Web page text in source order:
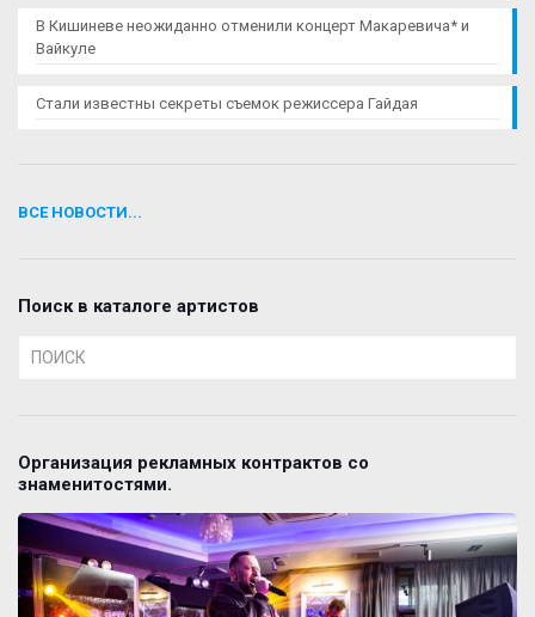
В Кишиневе неожиданно отменили концерт Макаревича* и
Вайкуле
Стали известны секреты съемок режиссера Гайдая
ВСЕ НОВОСТИ...
Поиск в каталоге артистов
Организация рекламных контрактов со
знаменитостями.